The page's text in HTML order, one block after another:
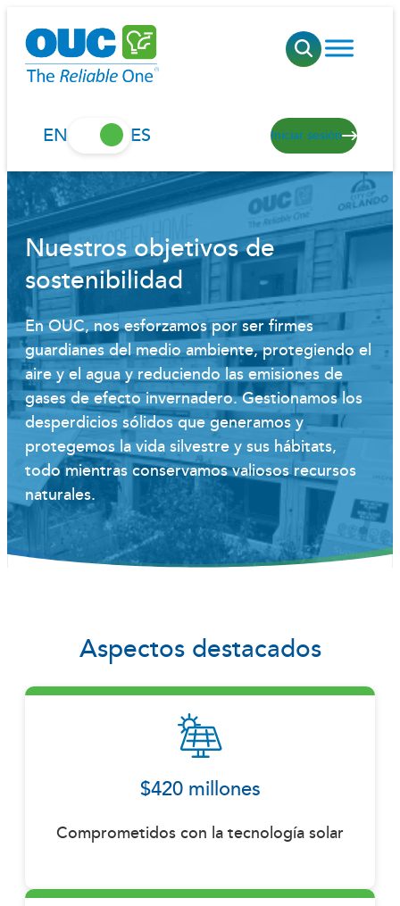
contenido
EN ES Iniciar sesión
Nuestros objetivos de
sostenibilidad
En OUC, nos esforzamos por ser firmes
guardianes del medio ambiente, protegiendo el
aire y el agua y reduciendo las emisiones de
gases de efecto invernadero. Gestionamos los
desperdicios sólidos que generamos y
protegemos la vida silvestre y sus hábitats,
todo mientras conservamos valiosos recursos
naturales.
Aspectos destacados
$420 millones
Comprometidos con la tecnología solar